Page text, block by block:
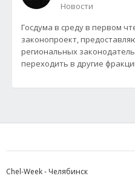
Новости
Госдума в среду в первом
законопроект,
региональных
переходить в другие
Chel-Week - Челябинск